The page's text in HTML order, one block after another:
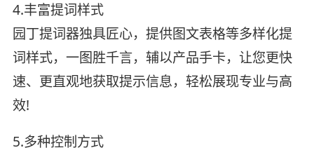
4.丰富提词样式
园丁提词器独具匠心，提供图文表格等多样化提
词样式，一图胜千言，辅以产品手卡，让您更快
速、更直观地获取提示信息，轻松展现专业与高
效!
5.多种控制方式